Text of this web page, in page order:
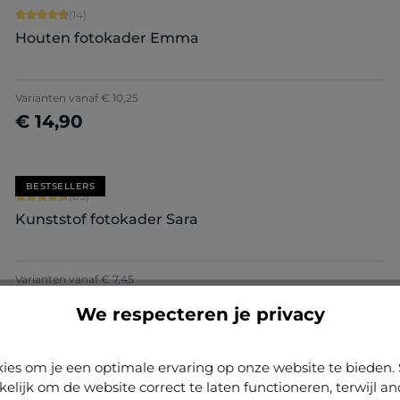
Gemiddelde score van 4.86 op 5 sterren
(14)
Houten fotokader Emma
Varianten vanaf€ 10,25
€ 14,90
Nu configureren
BESTSELLERS
Gemiddelde score van 4.71 op 5 sterren
(85)
Kunststof fotokader Sara
Varianten vanaf€ 7,45
€ 60,15
Nu configureren
Gemiddelde score van 5 op 5 sterren
We respecteren je privacy
om je een optimale ervaring op onze website te bieden.
om de website correct te laten functioneren, terwijl